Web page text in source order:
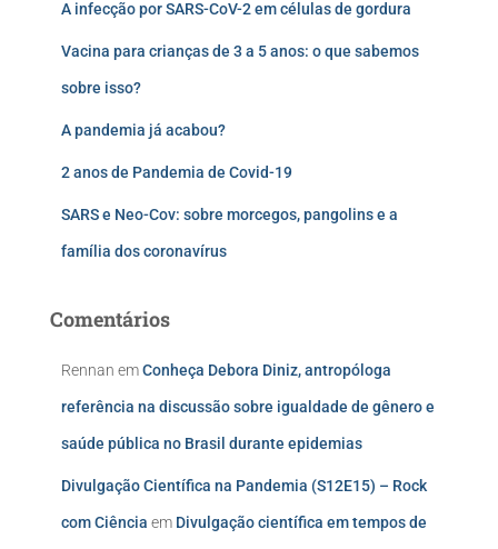
A infecção por SARS-CoV-2 em células de gordura
Vacina para crianças de 3 a 5 anos: o que sabemos
sobre isso?
A pandemia já acabou?
2 anos de Pandemia de Covid-19
SARS e Neo-Cov: sobre morcegos, pangolins e a
família dos coronavírus
Comentários
Rennan emConheça Debora Diniz, antropóloga
referência na discussão sobre igualdade de gênero e
saúde pública no Brasil durante epidemias
Divulgação Científica na Pandemia (S12E15) – Rock
com Ciência em Divulgação científica em tempos de